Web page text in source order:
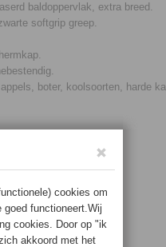
baldoppervlak, extra breed.
softgrip greep.
boter, koolsoorten, harde